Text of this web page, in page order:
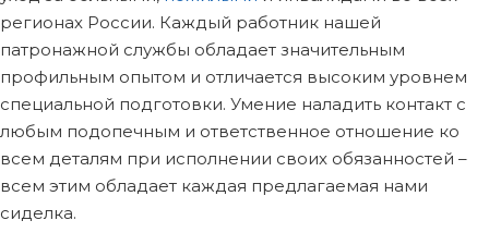
регионах России. Каждый работник нашей
патронажной службы обладает значительным
профильным опытом и отличается высоким уровнем
специальной подготовки. Умение наладить контакт с
любым подопечным и ответственное отношение ко
всем деталям при исполнении своих обязанностей –
всем этим обладает каждая предлагаемая нами
сиделка.